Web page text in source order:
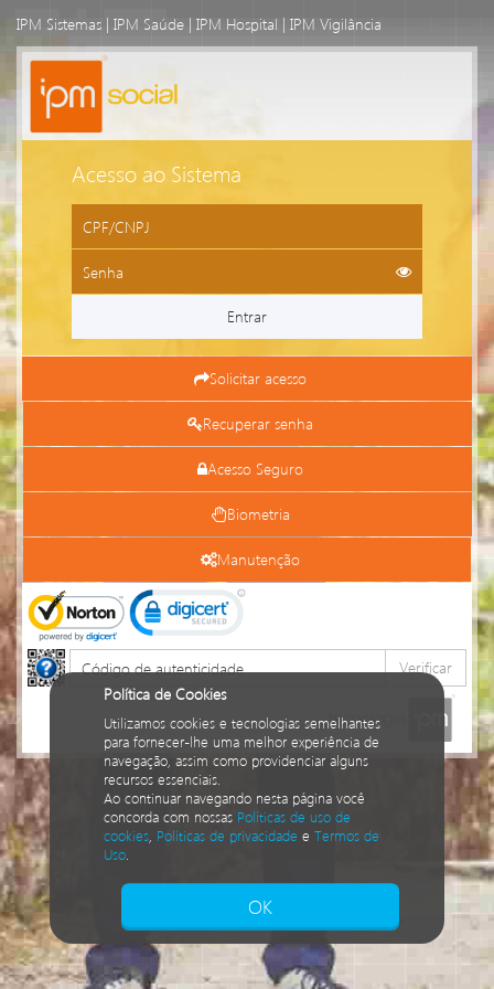
IPM Sistemas | IPM Saúde | IPM Hospital | IPM Vigilância
Acesso ao Sistema
Entrar
Solicitar acesso
Recuperar senha
Acesso Seguro
Biometria
Manutenção
Verificar
Política de Cookies
Utilizamos cookies e tecnologias semelhantes
para fornecer-lhe uma melhor experiência de
navegação, assim como providenciar alguns
recursos essenciais.
Ao continuar navegando nesta página você
concorda com nossas Políticas de uso de
cookies, Políticas de privacidade e Termos de
Uso.
OK
Isto significa que diversos recursos
providenciados poderão não estar disponíveis.